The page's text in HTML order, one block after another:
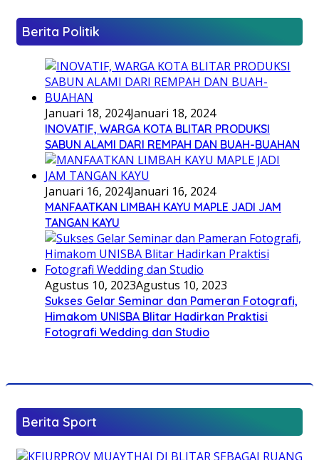
Berita Politik
Januari 18, 2024Januari 18, 2024
INOVATIF, WARGA KOTA BLITAR PRODUKSI
SABUN ALAMI DARI REMPAH DAN BUAH-BUAHAN
Januari 16, 2024Januari 16, 2024
MANFAATKAN LIMBAH KAYU MAPLE JADI JAM
TANGAN KAYU
Agustus 10, 2023Agustus 10, 2023
Sukses Gelar Seminar dan Pameran Fotografi,
Himakom UNISBA Blitar Hadirkan Praktisi
Fotografi Wedding dan Studio
Berita Sport